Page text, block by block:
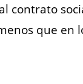
contrato
que en